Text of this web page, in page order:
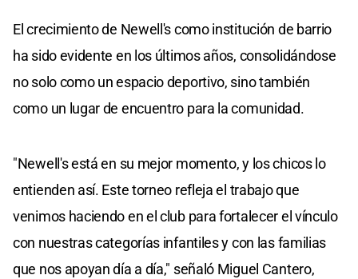
El crecimiento de Newell's como institución de barrio
ha sido evidente en los últimos años, consolidándose
no solo como un espacio deportivo, sino también
como un lugar de encuentro para la comunidad.
"Newell's está en su mejor momento, y los chicos lo
entienden así. Este torneo refleja el trabajo que
venimos haciendo en el club para fortalecer el vínculo
con nuestras categorías infantiles y con las familias
que nos apoyan día a día," señaló Miguel Cantero,